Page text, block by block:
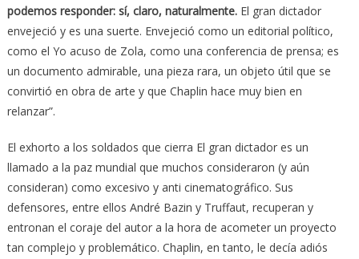
podemos responder: sí, claro, naturalmente.El gran dictador
envejeció y es una suerte. Envejeció como un editorial político,
como el Yo acuso de Zola, como una conferencia de prensa; es
un documento admirable, una pieza rara, un objeto útil que se
convirtió en obra de arte y que Chaplin hace muy bien en
relanzar”.
El exhorto a los soldados que cierra El gran dictador es un
llamado a la paz mundial que muchos consideraron (y aún
consideran) como excesivo y anti cinematográfico. Sus
defensores, entre ellos André Bazin y Truffaut, recuperan y
entronan el coraje del autor a la hora de acometer un proyecto
tan complejo y problemático. Chaplin, en tanto, le decía adiós